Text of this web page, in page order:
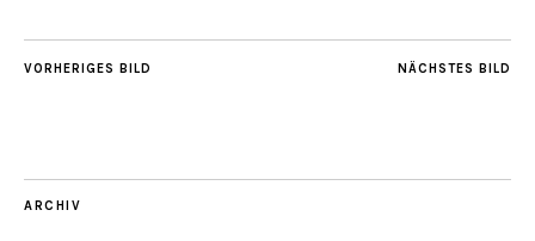
NÄCHSTES BILD
VORHERIGES BILD
ARCHIV